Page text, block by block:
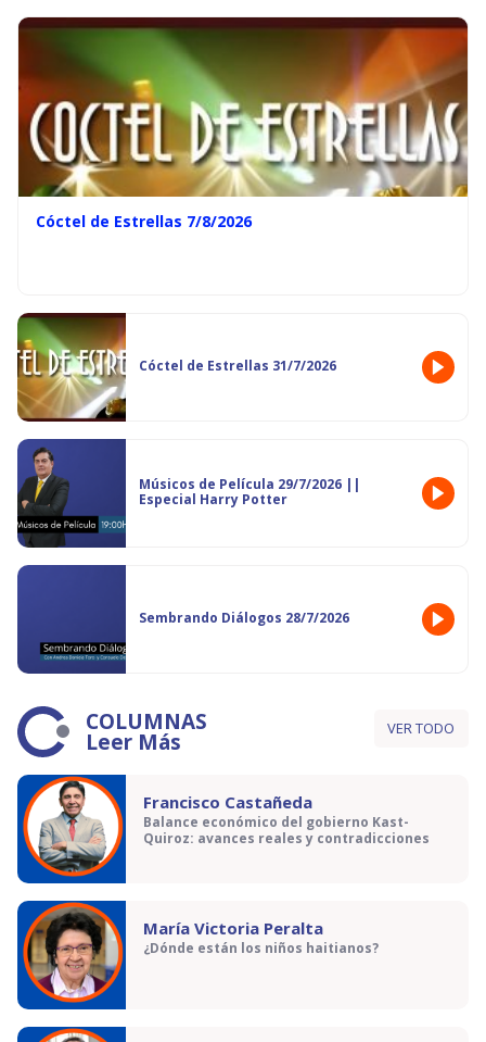
Cóctel de Estrellas 7/8/2026
Cóctel de Estrellas 31/7/2026
Músicos de Película 29/7/2026 ||
Especial Harry Potter
Sembrando Diálogos 28/7/2026
COLUMNAS
Leer Más VER TODO
Francisco Castañeda
Balance económico del gobierno Kast-
Quiroz: avances reales y contradicciones
María Victoria Peralta
¿Dónde están los niños haitianos?